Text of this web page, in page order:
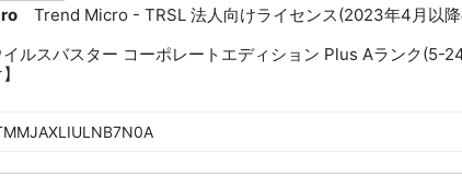
Trend Micro - TRSL 法人向けライセンス(2023年4月以
ルスバスター コーポレートエディション Plus Aランク(5-